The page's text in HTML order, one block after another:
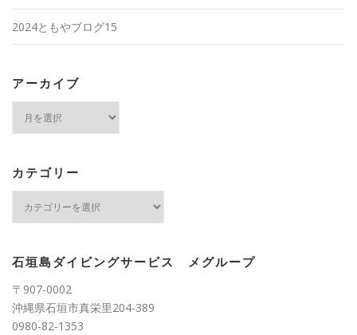
2024ともやブログ15
アーカイブ
ブ
カテゴリー
ー
石垣島ダイビングサービス メグループ
〒907-0002
沖縄県石垣市真栄里204-389
0980-82-1353